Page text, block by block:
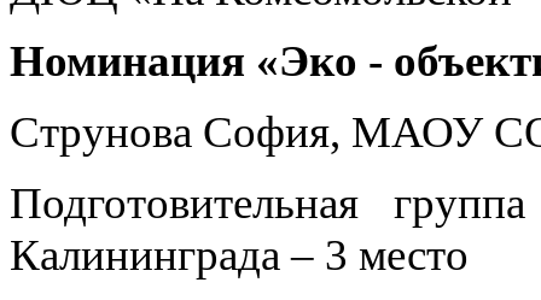
Номинация «Эко -
Струнова София, МАОУ
Подготовительная
Калининграда – 3 место